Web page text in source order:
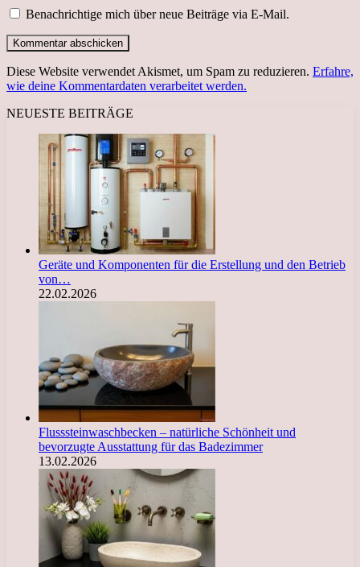
Benachrichtige mich über neue Beiträge via E-Mail.
Diese Website verwendet Akismet, um Spam zu reduzieren. Erfahre,
wie deine Kommentardaten verarbeitet werden.
NEUESTE BEITRÄGE
Geräte und Komponenten für die Erstellung und den Betrieb
von…
22.02.2026
Flusssteinwaschbecken – natürliche Schönheit und
bevorzugte Ausstattung für das Badezimmer
13.02.2026